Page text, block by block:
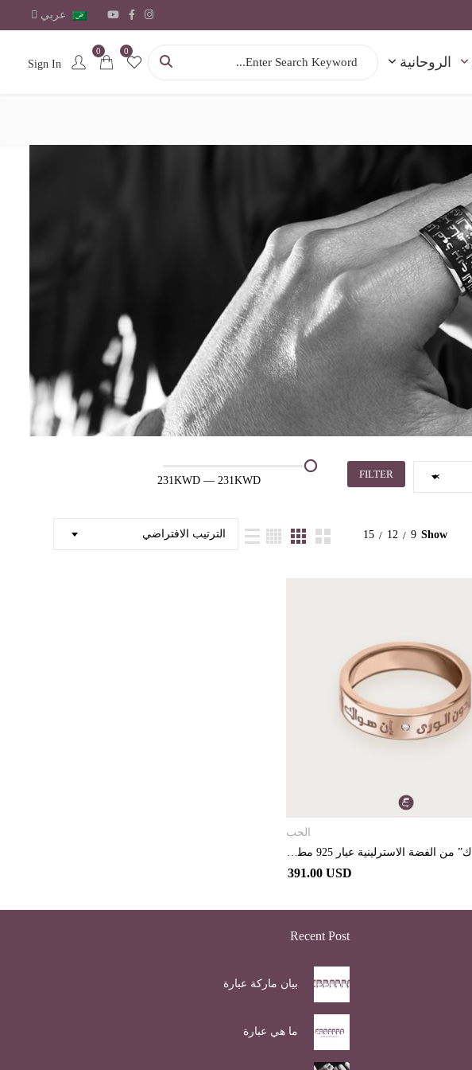
عربي
الروحانية
0
0
×
231KWD— 231KWD
FILTER
Show
9
12
15 الترتيب الافتراضي
تحديد أحد الخيارات
الحب
خاتم”إن هواك” من الفضة الاسترلينية عيار 925 مطلي بالذهب الوردي و مرصع بالألماس
391.00 USD
Recent Post
بيان ماركة عبارة
ما هي عبارة